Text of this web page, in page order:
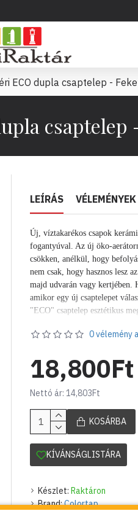
ECO dupla csaptelep -
csaptelep
LEÍRÁS VÉLEMÉNYEK
Új, víztakarékos csapok
fogantyúval. Az új öko-
csökken, anélkül, hogy
nem csak, hogy hasznos lesz
majd udvarán vagy kertjében.
amikor egy új csaptelepet
"ECO" csaptelep esztétikus
berendezésekben használható,
csatlakoztatását. 1/2 " külső
rendelkezik.Időtálló,
színben.
Készlet: Raktáron
Brand:Colortap
0 vélemény
18,800Ft
Nettó ár: 14,803Ft
KOSÁRBA
KÍVÁNSÁGLISTÁRA